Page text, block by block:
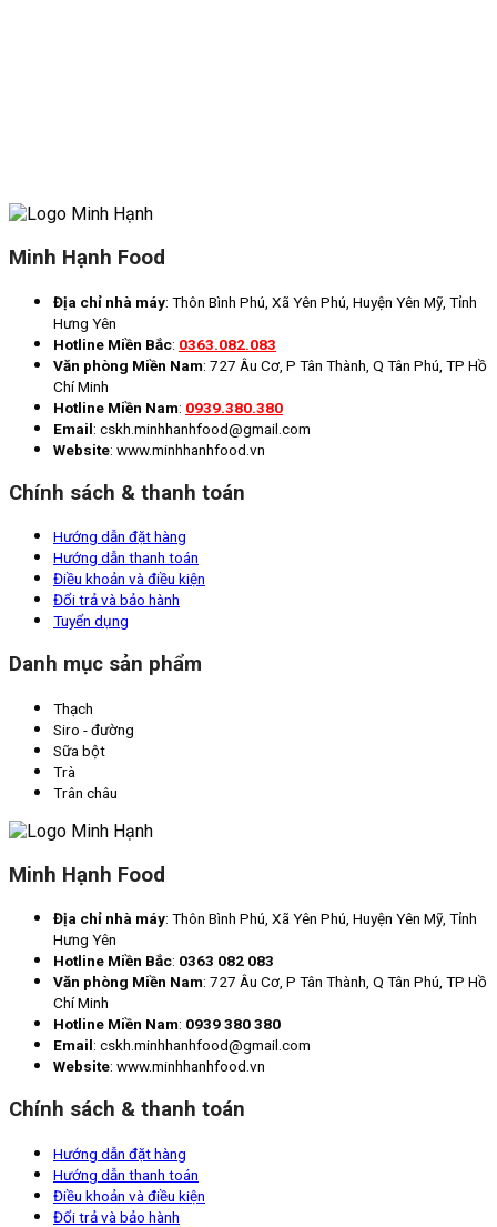
Minh Hạnh Food
Địa chỉ nhà máy: Thôn Bình Phú, Xã Yên Phú, Huyện Yên Mỹ, Tỉnh
Hưng Yên
Hotline Miền Bắc: 0363.082.083
Văn phòng Miền Nam: 727 Âu Cơ, P Tân Thành, Q Tân Phú, TP Hồ
Chí Minh
Hotline Miền Nam: 0939.380.380
Email: cskh.minhhanhfood@gmail.com
Website: www.minhhanhfood.vn
Chính sách & thanh toán
Hướng dẫn đặt hàng
Hướng dẫn thanh toán
Điều khoản và điều kiện
Đổi trả và bảo hành
Tuyển dụng
Danh mục sản phẩm
Thạch
Siro - đường
Sữa bột
Trà
Trân châu
Minh Hạnh Food
Địa chỉ nhà máy: Thôn Bình Phú, Xã Yên Phú, Huyện Yên Mỹ, Tỉnh
Hưng Yên
Hotline Miền Bắc: 0363 082 083
Văn phòng Miền Nam: 727 Âu Cơ, P Tân Thành, Q Tân Phú, TP Hồ
Chí Minh
Hotline Miền Nam: 0939 380 380
Email: cskh.minhhanhfood@gmail.com
Website: www.minhhanhfood.vn
Chính sách & thanh toán
Hướng dẫn đặt hàng
Hướng dẫn thanh toán
Điều khoản và điều kiện
Đổi trả và bảo hành